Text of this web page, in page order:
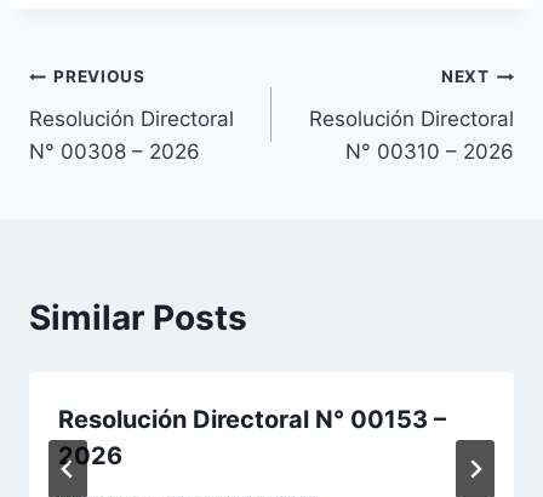
Navegación
de
PREVIOUS
Resolución Directoral
N° 00308 – 2026
NEXT
Resolución Directoral
N° 00310 – 2026
Similar Posts
Resolución Directoral N° 00153 –
2026